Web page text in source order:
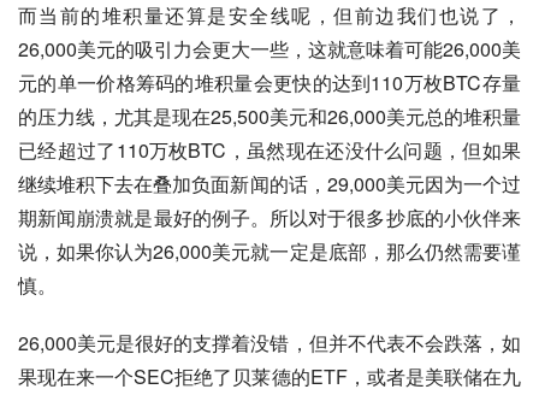
而当前的堆积量还算是安全线呢，但前边我们也说了，
26,000美元的吸引力会更大一些，这就意味着可能26,000美
元的单一价格筹码的堆积量会更快的达到110万枚BTC存量
的压力线，尤其是现在25,500美元和26,000美元总的堆积量
已经超过了110万枚BTC，虽然现在还没什么问题，但如果
继续堆积下去在叠加负面新闻的话，29,000美元因为一个过
期新闻崩溃就是最好的例子。所以对于很多抄底的小伙伴来
说，如果你认为26,000美元就一定是底部，那么仍然需要谨
慎。
26,000美元是很好的支撑着没错，但并不代表不会跌落，如
果现在来一个SEC拒绝了贝莱德的ETF，或者是美联储在九